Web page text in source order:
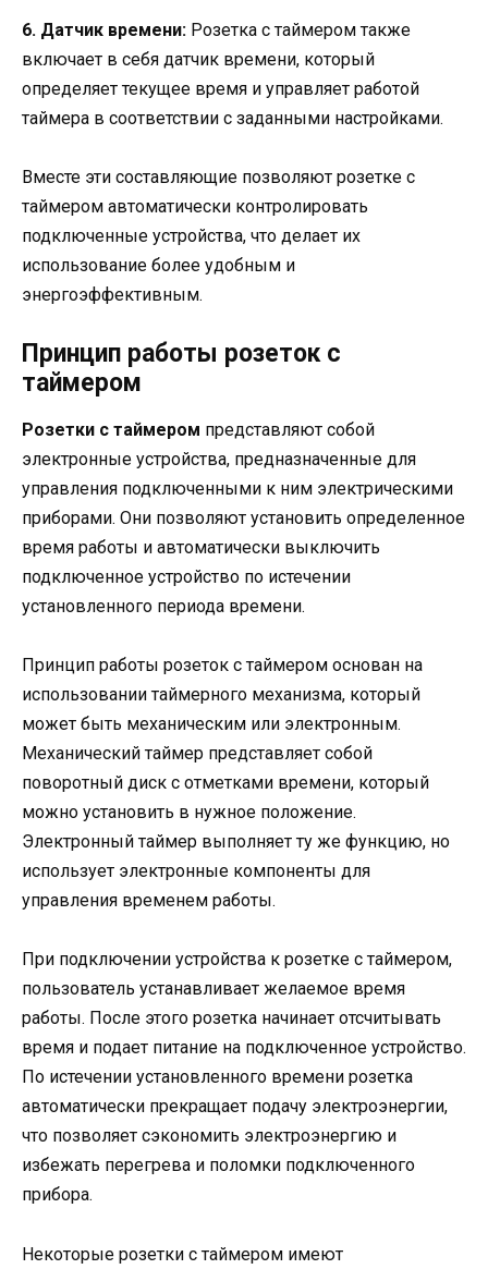
6. Датчик времени: Розетка с таймером также
включает в себя датчик времени, который
определяет текущее время и управляет работой
таймера в соответствии с заданными настройками.
Вместе эти составляющие позволяют розетке с
таймером автоматически контролировать
подключенные устройства, что делает их
использование более удобным и
энергоэффективным.
Принцип работы розеток с
таймером
Розетки с таймером представляют собой
электронные устройства, предназначенные для
управления подключенными к ним электрическими
приборами. Они позволяют установить определенное
время работы и автоматически выключить
подключенное устройство по истечении
установленного периода времени.
Принцип работы розеток с таймером основан на
использовании таймерного механизма, который
может быть механическим или электронным.
Механический таймер представляет собой
поворотный диск с отметками времени, который
можно установить в нужное положение.
Электронный таймер выполняет ту же функцию, но
использует электронные компоненты для
управления временем работы.
При подключении устройства к розетке с таймером,
пользователь устанавливает желаемое время
работы. После этого розетка начинает отсчитывать
время и подает питание на подключенное устройство.
По истечении установленного времени розетка
автоматически прекращает подачу электроэнергии,
что позволяет сэкономить электроэнергию и
избежать перегрева и поломки подключенного
прибора.
Некоторые розетки с таймером имеют